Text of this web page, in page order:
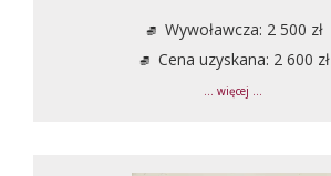
Wywoławcza: 2 500 zł
Cena uzyskana: 2 600 zł
... więcej ...